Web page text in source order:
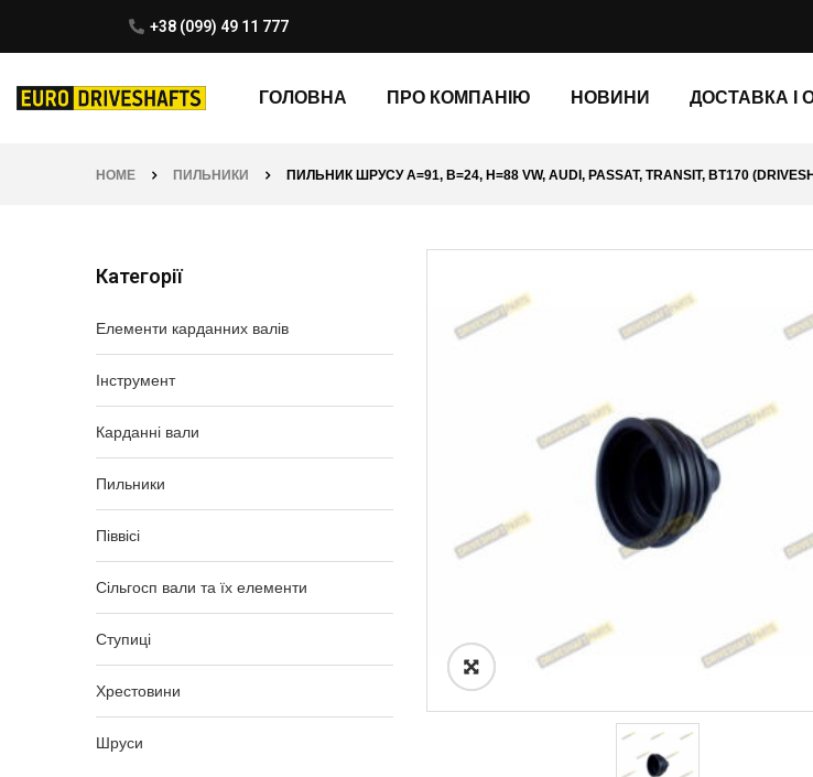
+38 (099) 49 11 777
ГОЛОВНА ПРО КОМПАНІЮ НОВИНИ ДОСТАВКА І
HOME ПИЛЬНИКИ ПИЛЬНИК ШРУСУ A=91, B=24, H=88 VW, AUDI, PASSAT, TRANSIT, BT170
Категорії
Елементи карданних валів
Інструмент
Карданні вали
Пильники
Піввісі
Сільгосп вали та їх елементи
Ступиці
Хрестовини
Шруси